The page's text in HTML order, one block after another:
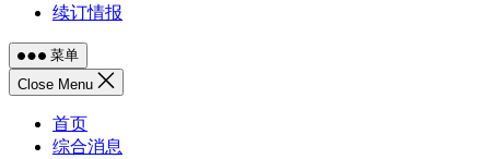
续订情报
菜单
Close Menu
首页
综合消息